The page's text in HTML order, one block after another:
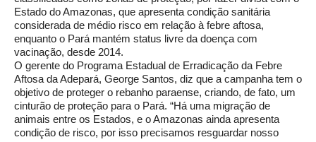
Estado do Amazonas, que apresenta condição sanitária
considerada de médio risco em relação à febre aftosa,
enquanto o Pará mantém status livre da doença com
vacinação, desde 2014.
O gerente do Programa Estadual de Erradicação da Febre
Aftosa da Adepará, George Santos, diz que a campanha tem o
objetivo de proteger o rebanho paraense, criando, de fato, um
cinturão de proteção para o Pará. “Há uma migração de
animais entre os Estados, e o Amazonas ainda apresenta
condição de risco, por isso precisamos resguardar nosso